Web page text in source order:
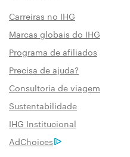
Carreiras no IHG
Marcas globais do IHG
Programa de afiliados
Precisa de ajuda?
Consultoria de viagem
Sustentabilidade
IHG Institucional
AdChoices